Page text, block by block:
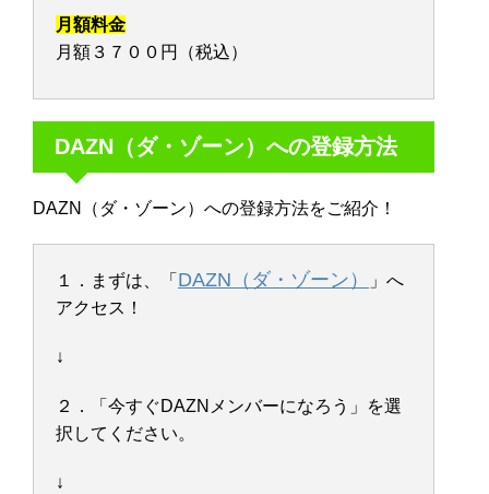
月額料金
月額３７００円（税込）
DAZN（ダ・ゾーン）への登録方法
DAZN（ダ・ゾーン）への登録方法をご紹介！
１．まずは、「 DAZN（ダ・ゾーン）
」へ
アクセス！
↓
２．「今すぐDAZNメンバーになろう」を選
択してください。
↓